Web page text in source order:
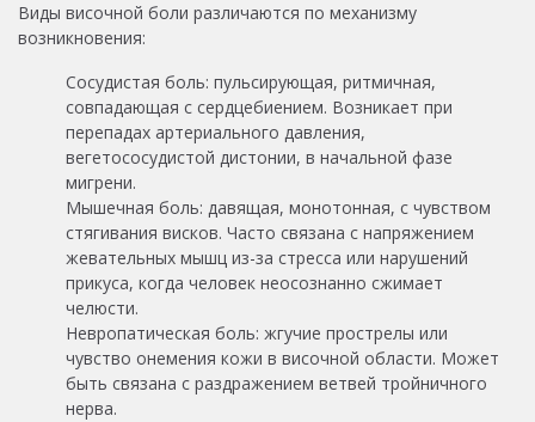
Виды височной боли различаются по механизму
возникновения:
Сосудистая боль: пульсирующая, ритмичная,
совпадающая с сердцебиением. Возникает при
перепадах артериального давления,
вегетососудистой дистонии, в начальной фазе
мигрени.
Мышечная боль: давящая, монотонная, с чувством
стягивания висков. Часто связана с напряжением
жевательных мышц из-за стресса или нарушений
прикуса, когда человек неосознанно сжимает
челюсти.
Невропатическая боль: жгучие прострелы или
чувство онемения кожи в височной области. Может
быть связана с раздражением ветвей тройничного
нерва.